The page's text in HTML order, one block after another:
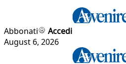
Abbonati
Accedi
August 6, 2026